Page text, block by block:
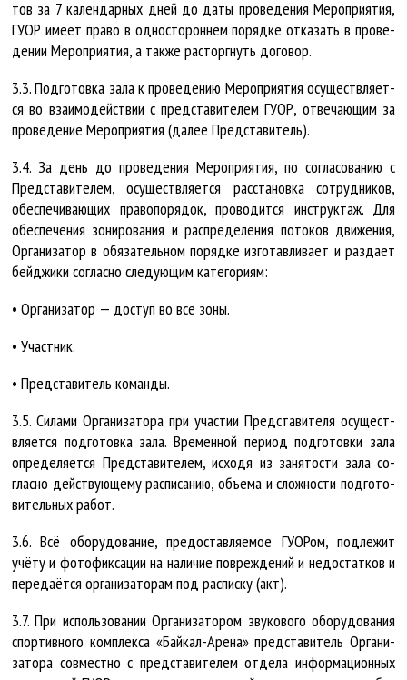
тов за 7 ка­лен­дар­ных дней до да­ты про­ве­де­ния Ме­роп­ри­я­тия,
ГУ­ОР име­ет пра­во в од­нос­то­рон­нем по­ряд­ке от­ка­зать в про­ве­
де­нии Ме­роп­ри­я­тия, а так­же рас­торг­нуть до­го­вор.
3.3. Под­го­тов­ка за­ла к про­ве­де­нию Ме­роп­ри­я­тия осу­щест­вля­ет­
ся во вза­и­мо­дейст­вии с пред­ста­ви­те­лем ГУ­ОР, отве­ча­ю­щим за
про­ве­де­ние Ме­роп­ри­я­тия (да­лее Пред­ста­ви­тель).
3.4. За день до про­ве­де­ния Ме­роп­ри­я­тия, по со­гла­со­ва­нию с
Пред­ста­ви­те­лем, осу­щест­вля­ет­ся рас­ста­нов­ка со­труд­ни­ков,
обес­пе­чи­ва­ю­щих пра­во­по­ря­док, про­во­дит­ся ин­струк­таж. Для
обес­пе­че­ния зо­ни­ро­ва­ния и рас­пре­де­ле­ния по­то­ков дви­же­ния,
Ор­га­ни­за­тор в обя­за­тель­ном по­ряд­ке из­го­тав­ли­ва­ет и раз­да­ет
бейд­жи­ки со­глас­но сле­ду­ю­щим ка­те­го­ри­ям:
• Ор­га­ни­за­тор — до­ступ во все зо­ны.
• Участник.
• Представитель команды.
3.5. Си­ла­ми Ор­га­ни­за­то­ра при учас­тии Пред­ста­ви­те­ля осу­щест­
вля­ет­ся под­го­тов­ка за­ла. Вре­мен­ной пе­ри­од под­го­тов­ки за­ла
опре­де­ля­ет­ся Пред­ста­ви­те­лем, ис­хо­дя из за­ня­тос­ти за­ла со­
глас­но дейст­ву­ю­ще­му рас­пи­са­нию, объ­ема и слож­нос­ти под­го­то­
ви­тель­ных ра­бот.
3.6. Всё обо­ру­до­ва­ние, предо­став­ля­е­мое ГУ­О­Ром, под­ле­жит
учёту и фо­то­фик­са­ции на на­ли­чие по­вреж­де­ний и не­до­стат­ков и
пе­ре­да­ёт­ся ор­га­ни­за­то­рам под рас­пис­ку (акт).
3.7. При ис­поль­зо­ва­нии Ор­га­ни­за­то­ром зву­ко­во­го обо­ру­до­ва­ния
спор­тив­но­го ком­плек­са «Бай­кал-Аре­на» пред­ста­ви­тель Ор­га­ни­
за­то­ра со­вмест­но с пред­ста­ви­те­лем от­де­ла ин­фор­ма­ци­он­ных